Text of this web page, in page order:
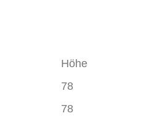
Höhe
78
78